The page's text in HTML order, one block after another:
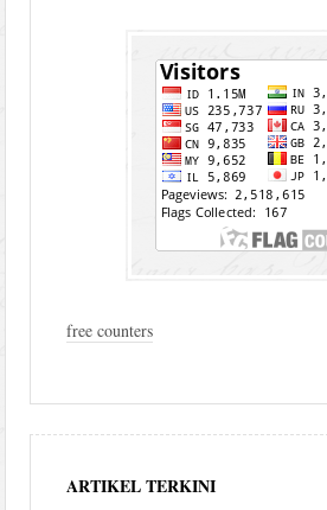
free counters
ARTIKEL TERKINI